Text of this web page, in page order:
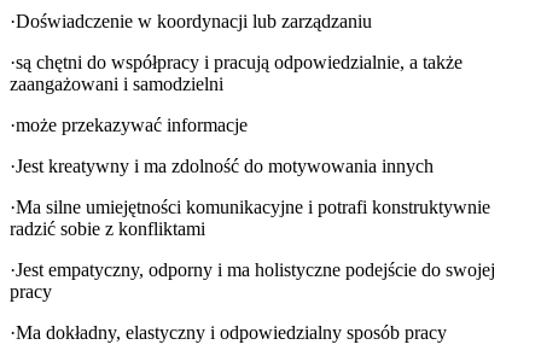
·Doświadczenie w koordynacji lub zarządzaniu
·są chętni do współpracy i pracują odpowiedzialnie, a także
zaangażowani i samodzielni
·może przekazywać informacje
·Jest kreatywny i ma zdolność do motywowania innych
·Ma silne umiejętności komunikacyjne i potrafi konstruktywnie
radzić sobie z konfliktami
·Jest empatyczny, odporny i ma holistyczne podejście do swojej
pracy
·Ma dokładny, elastyczny i odpowiedzialny sposób pracy